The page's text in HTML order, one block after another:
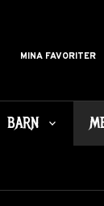
MINA FAVORITER
BARN